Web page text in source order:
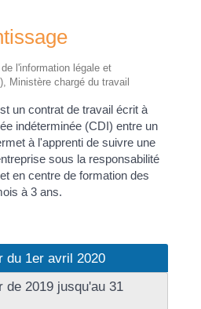
l'information légale et
Ministère chargé du travail
un contrat de travail écrit à
indéterminée (CDI) entre un
à l'apprenti de suivre une
sous la responsabilité
en centre de formation des
à 3 ans.
du 1er avril 2020
de 2019 jusqu'au 31